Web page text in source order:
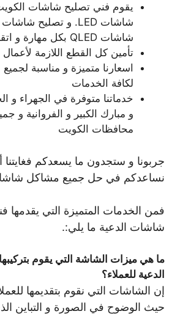
يقوم فني تصليح شاشات
شاشات QLED بكل مهارة و اتقان
تأمين كل القطع اللازمة لأعمال
اسعارنا متميزة و مناسبة
لكافة الخدمات
خدماتنا متوفرة في الجهراء و
و مبارك الكبير و الفروانية و
محافظات الكويت
جربونا و ستجدون ما يسعدكم فغايتنا
نساعدكم في حل جميع مشاكل
فمن الخدمات المتميزة التي يقدمها
شاشات الدعية ما يلي:.
ما هي ميزات الشاشة التي يقوم
الدعية للعملاء؟
إن الشاشات التي نقوم بتقديمها
حيث الوضوح في الصورة و التباين